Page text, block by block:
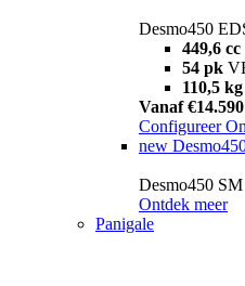
Desmo450
449,6 cc
54 pk
110,5 kg
Vanaf €14.590
Configureer
new
Desmo450 SM
Ontdek meer
Panigale